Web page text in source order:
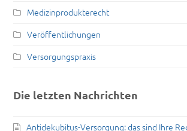
Medizinprodukterecht
Veröffentlichungen
Versorgungspraxis
Die letzten Nachrichten
Antidekubitus-Versorgung: das sind Ihre